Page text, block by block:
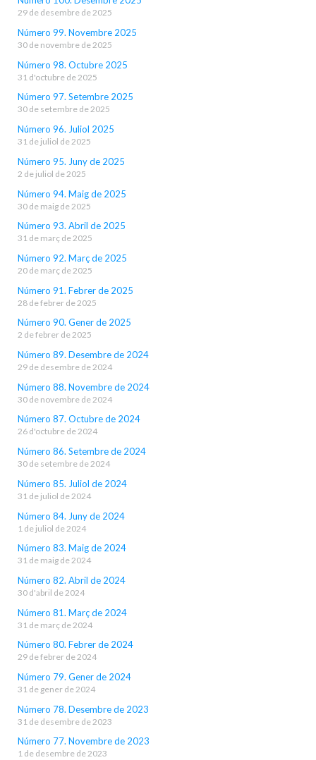
29 de desembre de 2025
Número 99. Novembre 2025
30 de novembre de 2025
Número 98. Octubre 2025
31 d'octubre de 2025
Número 97. Setembre 2025
30 de setembre de 2025
Número 96. Juliol 2025
31 de juliol de 2025
Número 95. Juny de 2025
2 de juliol de 2025
Número 94. Maig de 2025
30 de maig de 2025
Número 93. Abril de 2025
31 de març de 2025
Número 92. Març de 2025
20 de març de 2025
Número 91. Febrer de 2025
28 de febrer de 2025
Número 90. Gener de 2025
2 de febrer de 2025
Número 89. Desembre de 2024
29 de desembre de 2024
Número 88. Novembre de 2024
30 de novembre de 2024
Número 87. Octubre de 2024
26 d'octubre de 2024
Número 86. Setembre de 2024
30 de setembre de 2024
Número 85. Juliol de 2024
31 de juliol de 2024
Número 84. Juny de 2024
1 de juliol de 2024
Número 83. Maig de 2024
31 de maig de 2024
Número 82. Abril de 2024
30 d'abril de 2024
Número 81. Març de 2024
31 de març de 2024
Número 80. Febrer de 2024
29 de febrer de 2024
Número 79. Gener de 2024
31 de gener de 2024
Número 78. Desembre de 2023
31 de desembre de 2023
Número 77. Novembre de 2023
1 de desembre de 2023